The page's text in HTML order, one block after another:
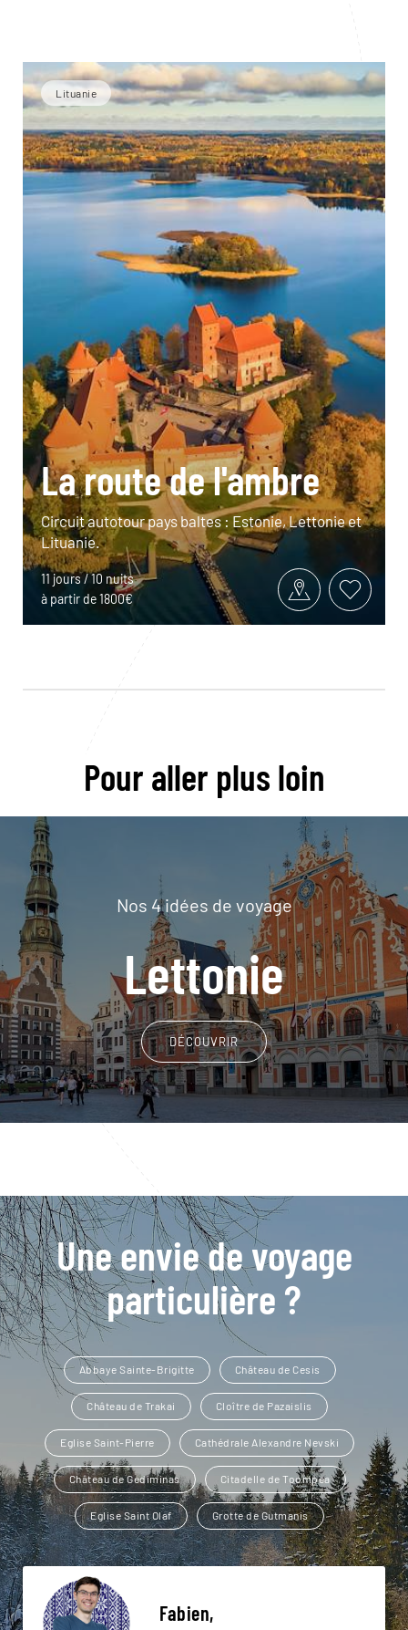
Lituanie
La route de l'ambre
Circuit autotour pays baltes : Estonie, Lettonie et
Lituanie.
11 jours / 10 nuits
à partir de 1800€
Pour aller plus loin
Nos 4 idées de voyage
Lettonie
DÉCOUVRIR
Une envie de voyage
particulière ?
Abbaye Sainte-Brigitte Château de Cesis
Château de Trakai Cloître de Pazaislis
Eglise Saint-Pierre Cathédrale Alexandre Nevski
Château de Gediminas Citadelle de Toompea
Eglise Saint Olaf Grotte de Gutmanis
Fabien,